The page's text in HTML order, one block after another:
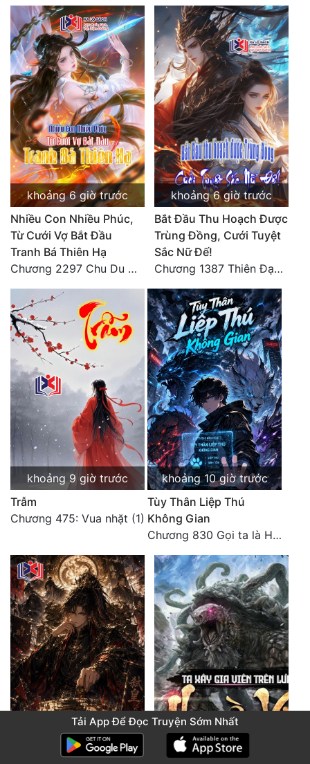
khoảng 6 giờ trước
Nhiều Con Nhiều Phúc,
Từ Cưới Vợ Bắt Đầu
Tranh Bá Thiên Hạ
Chương 2297 Chu Du Du mang thai
khoảng 6 giờ trước
Bắt Đầu Thu Hoạch Được
Trùng Đồng, Cưới Tuyệt
Sắc Nữ Đế!
Chương 1387 Thiên Đạo đắc ý
khoảng 9 giờ trước
Trẫm
Chương 475: Vua nhặt (1)
khoảng 10 giờ trước
Tùy Thân Liệp Thú
Không Gian
Chương 830 Gọi ta là Hòa Sa
khoảng 10 giờ trước
khoảng 10 giờ trước
Tải App Để Đọc Truyện Sớm Nhất